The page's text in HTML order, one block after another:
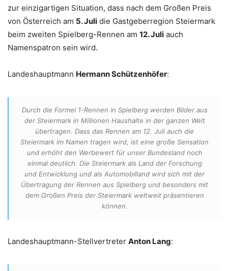
zur einzigartigen Situation, dass nach dem Großen Preis
von Österreich am 5. Juli die Gastgeberregion Steiermark
beim zweiten Spielberg-Rennen am 12. Juli auch
Namenspatron sein wird.
Landeshauptmann Hermann Schützenhöfer:
Durch die Formel 1-Rennen in Spielberg werden Bilder aus
der Steiermark in Millionen Haushalte in der ganzen Welt
übertragen. Dass das Rennen am 12. Juli auch die
Steiermark im Namen tragen wird, ist eine große Sensation
und erhöht den Werbewert für unser Bundesland noch
einmal deutlich. Die Steiermark als Land der Forschung
und Entwicklung und als Automobilland wird sich mit der
Übertragung der Rennen aus Spielberg und besonders mit
dem Großen Preis der Steiermark weltweit präsentieren
können.
Landeshauptmann-Stellvertreter Anton Lang: